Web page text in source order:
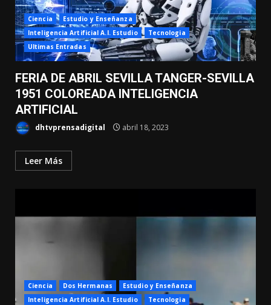
Ciencia
Estudio y Enseñanza
Inteligencia Artificial A.I. Estudio
Tecnologia
Ultimas Entradas
FERIA DE ABRIL SEVILLA TANGER-SEVILLA
1951 COLOREADA INTELIGENCIA
ARTIFICIAL
dhtvprensadigital abril 18, 2023
Leer Más
Ciencia Dos Hermanas
Estudio y Enseñanza
Inteligencia Artificial A.I. Estudio
Tecnologia